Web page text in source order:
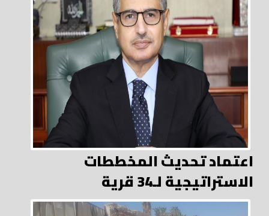
اعتماد تحديث المخططات
الاستراتيجية لـ34 قرية